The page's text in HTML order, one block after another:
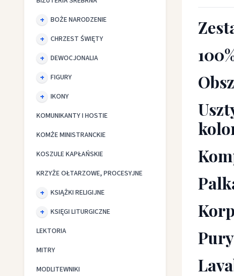
BOŻE NARODZENIE
CHRZEST ŚWIĘTY
DEWOCJONALIA
FIGURY
IKONY
KOMUNIKANTY I HOSTIE
KOMŻE MINISTRANCKIE
KOSZULE KAPŁAŃSKIE
KRZYŻE OŁTARZOWE, PROCESYJNE
KSIĄŻKI RELIGIJNE
KSIĘGI LITURGICZNE
LEKTORIA
MITRY
MODLITEWNIKI